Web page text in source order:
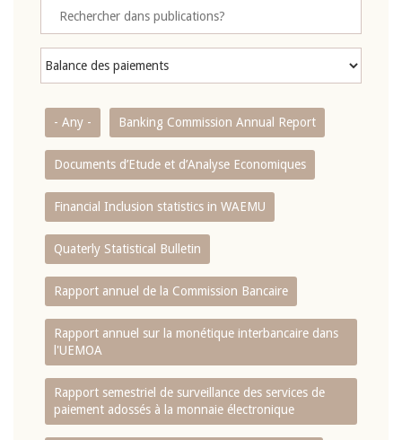
- Any - Banking Commission Annual Report
Documents d’Etude et d’Analyse Economiques
Financial Inclusion statistics in WAEMU
Quaterly Statistical Bulletin
Rapport annuel de la Commission Bancaire
Rapport annuel sur la monétique interbancaire dans
l'UEMOA
Rapport semestriel de surveillance des services de
paiement adossés à la monnaie électronique